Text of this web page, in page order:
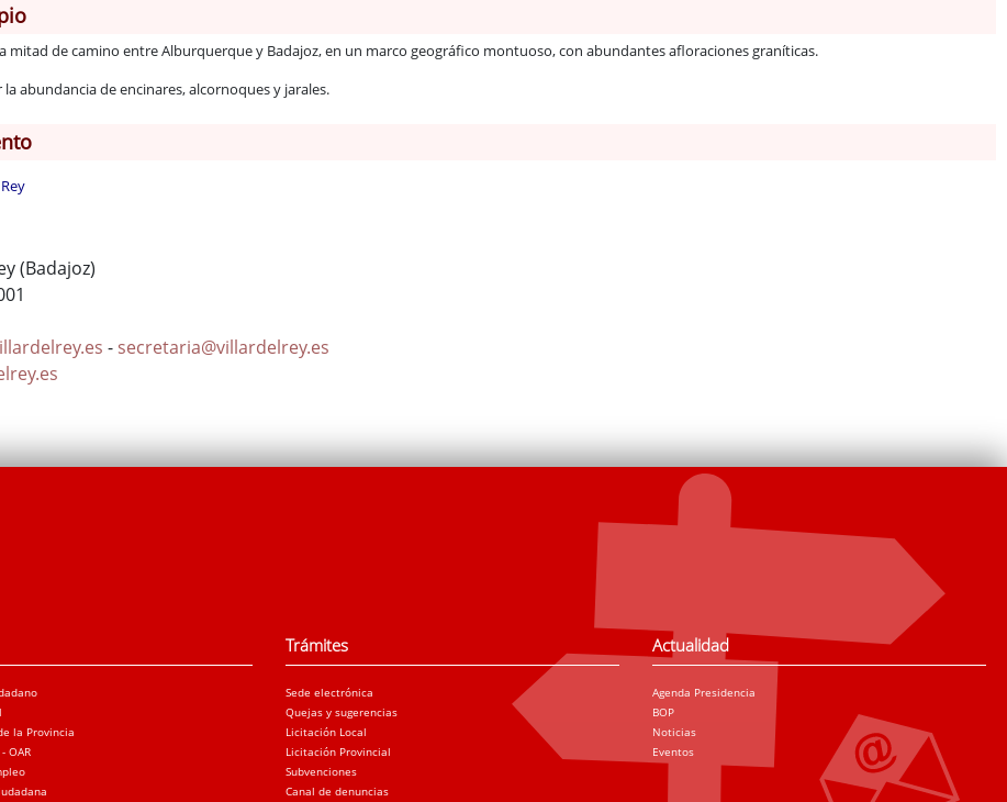
mitad de camino entre Alburquerque y Badajoz, en un marco geográfico montuoso, con abundantes afloraciones graníticas.
la abundancia de encinares, alcornoques y jarales.
(Badajoz)
- secretaria@villardelrey.es
la Provincia
OAR
Trámites
Sede electrónica
Quejas y sugerencias
Licitación Local
Licitación Provincial
Subvenciones
Canal de denuncias
Actualidad
Agenda Presidencia
BOP
Noticias
Eventos